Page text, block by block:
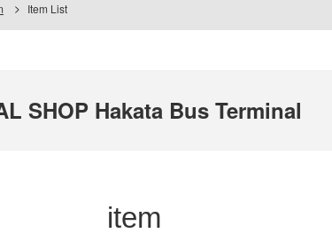
Item List
SHOP Hakata Bus Terminal
item